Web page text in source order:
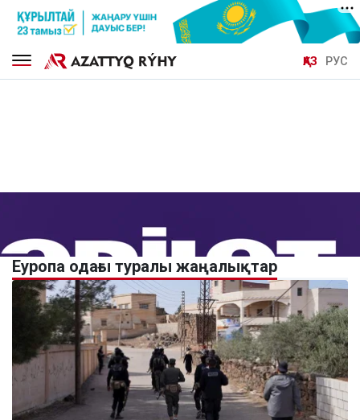
ҚАЗ РУС
Еуропа одағы туралы жаңалықтар